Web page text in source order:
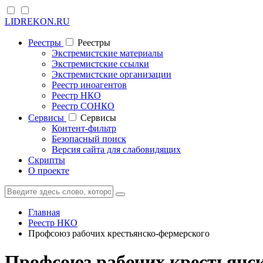
LIDREKON.RU
Реестры
Реестры
Экстремистские материалы
Экстремистские ссылки
Экстремистские организации
Реестр иноагентов
Реестр НКО
Реестр СОНКО
Cервисы
Cервисы
Контент-фильтр
Безопасный поиск
Версия сайта для слабовидящих
Скрипты
О проекте
Главная
Реестр НКО
Профсоюз рабочих крестьянско-фермерского